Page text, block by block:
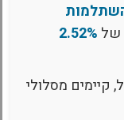
של 2.52%
קיימים מסלולי